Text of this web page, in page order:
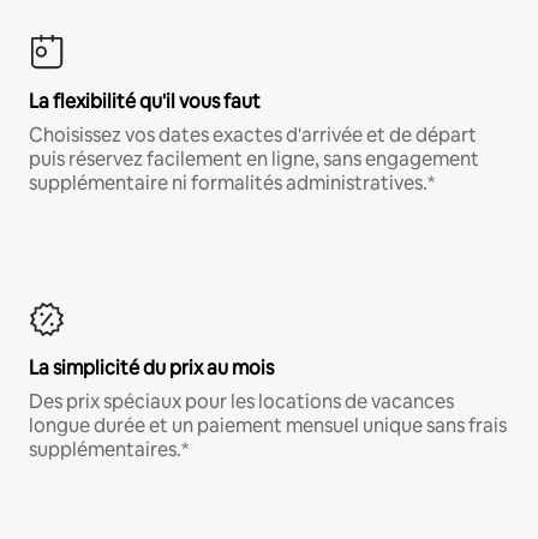
La flexibilité qu'il vous faut
Choisissez vos dates exactes d'arrivée et de départ
puis réservez facilement en ligne, sans engagement
supplémentaire ni formalités administratives.*
La simplicité du prix au mois
Des prix spéciaux pour les locations de vacances
longue durée et un paiement mensuel unique sans frais
supplémentaires.*